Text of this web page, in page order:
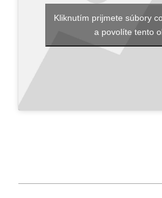
Kliknutím prijmete súbory
a povolíte tento